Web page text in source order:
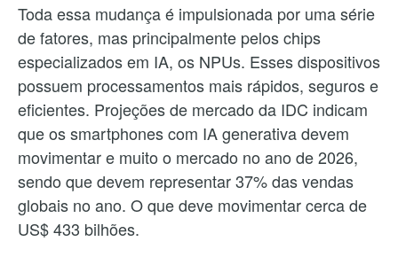
Toda essa mudança é impulsionada por uma série
de fatores, mas principalmente pelos chips
especializados em IA, os NPUs. Esses dispositivos
possuem processamentos mais rápidos, seguros e
eficientes. Projeções de mercado da IDC indicam
que os smartphones com IA generativa devem
movimentar e muito o mercado no ano de 2026,
sendo que devem representar 37% das vendas
globais no ano. O que deve movimentar cerca de
US$ 433 bilhões.